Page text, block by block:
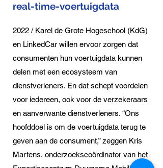
real-time-voertuigdata
2022 / Karel de Grote Hogeschool (KdG)
en LinkedCar willen ervoor zorgen dat
consumenten hun voertuigdata kunnen
delen met een ecosysteem van
dienstverleners. En dat schept voordelen
voor iedereen, ook voor de verzekeraars
en aanverwante dienstverleners. “Ons
hoofddoel is om de voertuigdata terug te
geven aan de consument,” zeggen Kris
Martens, onderzoekscoördinator van het